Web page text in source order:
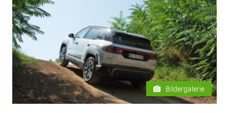
Bildergalerie